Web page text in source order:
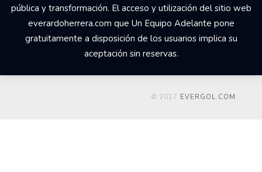
pública y transformación. El acceso y utilización del sitio web
everardoherrera.com que Un Equipo Adelante pone
gratuitamente a disposición de los usuarios implica su
aceptación sin reservas.
© 2017 EVERGOL.COM